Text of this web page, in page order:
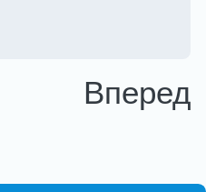
Вперед